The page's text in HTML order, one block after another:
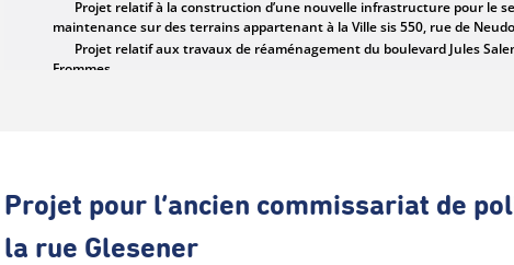
Projet pour l’ancien commissariat de
la rue Glesener